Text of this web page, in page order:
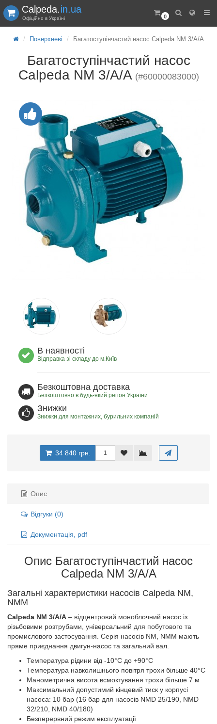
0
Calpeda.in.ua
Офіційно в Україні
Поверхневі Багатоступінчастий насос Calpeda NM 3/A/A
Багатоступінчастий насос
Calpeda NM 3/A/A (#60000083000)
В наявності
Відправка зі складу до м.Київ
Безкоштовна доставка
Безкоштовно в будь-який регіон України
Знижки
Знижки для монтажних, бурильних компаній
34 840 грн.
Опис
Відгуки (0)
Документація, pdf
Опис Багатоступінчастий насос
Calpeda NM 3/A/A
Загальні характеристики насосів Calpeda NM,
NMM
Calpeda NM 3/A/A – відцентровий моноблочний насос із
різьбовими розтрубами, універсальний для побутового та
промислового застосування. Серія насосів NM, NMM мають
пряме приєднання двигун-насос та загальний вал.
Температура рідини від -10°C до +90°C
Температура навколишнього повітря трохи більше 40°C
Манометрична висота всмоктування трохи більше 7 м
Максимальний допустимий кінцевий тиск у корпусі
насоса: 10 бар (16 бар для насосів NMD 25/190, NMD
32/210, NMD 40/180)
Безперервний режим експлуатації